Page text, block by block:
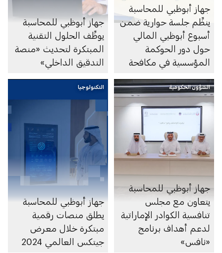
جهاز أبوظبي للمحاسبة
ينظِّم جلسة حوارية ضمن
أسبوع أبوظبي المالي
حول دور الحوكمة
المؤسسية في مكافحة
جهاز أبوظبي للمحاسبة
يوظِّف الحلول التقنية
المبتكرة لتحديث «منصة
التدقيق الداخلي»
الشؤون الحكومية
جهاز أبوظبي للمحاسبة
يتعاون مع مجلس
تنافسية الكوادر الإماراتية
لدعم أهداف برنامج
«نافس»
التكنولوجيا
جهاز أبوظبي للمحاسبة
يطلق منصات رقمية
مبتكرة خلال معرض
جيتكس العالمي 2024